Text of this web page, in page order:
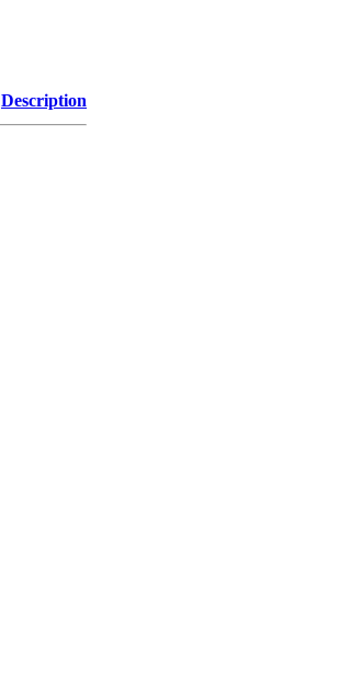
Description